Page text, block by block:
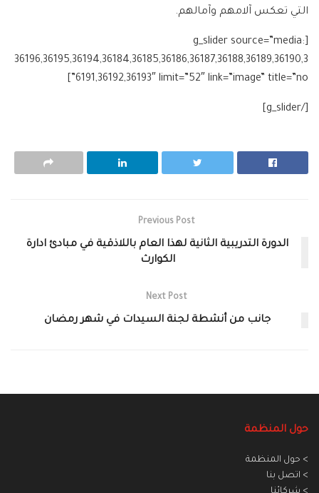
التي تعكس آلامهم وآمالهم.
[g_slider source=”media:
36196,36195,36194,36184,36185,36186,36187,36188,36189,36190,3
6191,36192,36193″ limit=”52″ link=”image” title=”no”]
[/g_slider]
Previous Post
الدورة التدريبية الثانية لهذا العام باللاذقية في مبادئ ادارة
الكوارث
Next Post
جانب من أنشطة لجنة السيدات في شهر رمضان
حول المنظمة
> حول المنظمة
> اتصل بنا